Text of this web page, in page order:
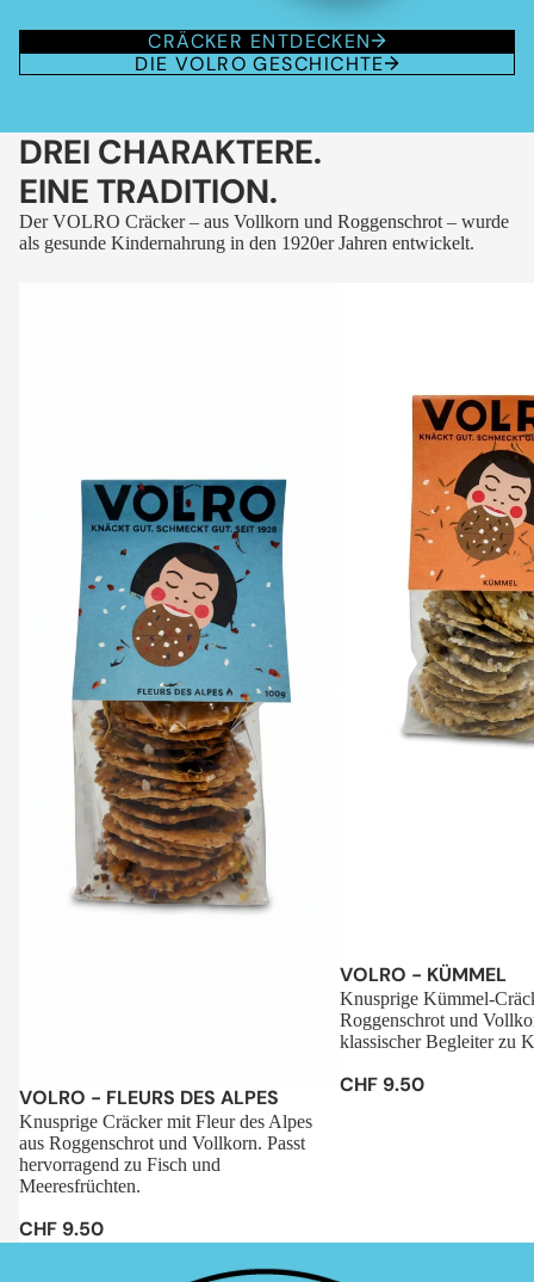
CRÄCKER ENTDECKEN
DIE VOLRO GESCHICHTE
DREI CHARAKTERE.
EINE TRADITION.
Der VOLRO Cräcker – aus Vollkorn und Roggenschrot – wurde
als gesunde Kindernahrung in den 1920er Jahren entwickelt.
Sale
VOLRO - FLEURS DES ALPES
Knusprige Cräcker mit Fleur des Alpes
aus Roggenschrot und Vollkorn. Passt
hervorragend zu Fisch und
Meeresfrüchten.
CHF 9.50
VOLRO - KÜMMEL
Knusprige Kümmel-
Roggenschrot und
klassischer Begleiter zu
CHF 9.50